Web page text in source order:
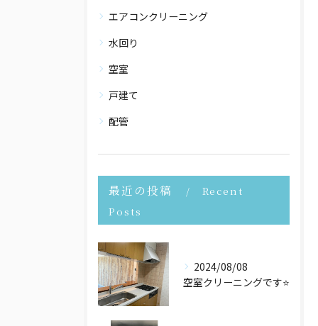
エアコンクリーニング
水回り
空室
戸建て
配管
最近の投稿
Recent
Posts
2024/08/08
空室クリーニングです⭐️